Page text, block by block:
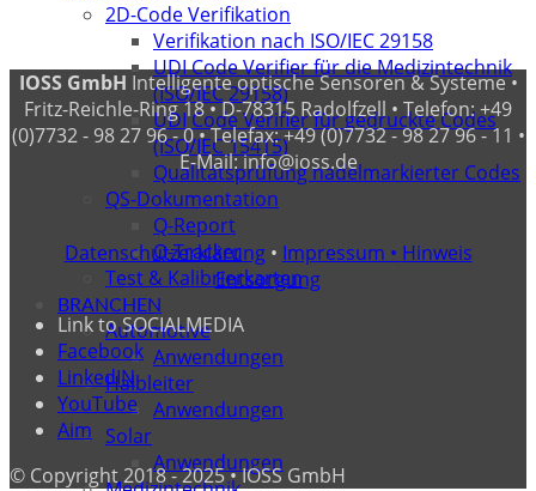
2D-Code Verifikation
Verifikation nach ISO/IEC 29158
UDI Code Verifier für die Medizintechnik
(ISO/IEC 29158)
UDI Code Verifier für gedruckte Codes
(ISO/IEC 15415)
Qualitätsprüfung nadelmarkierter Codes
QS-Dokumentation
Q-Report
Q-Tracker
Test & Kalibrierkarten
BRANCHEN
Automotive
Anwendungen
Halbleiter
Anwendungen
Solar
Anwendungen
IOSS GmbH Intelligente optische Sensoren & Systeme •
Fritz-Reichle-Ring 18 • D-78315 Radolfzell • Telefon: +49
(0)7732 - 98 27 96 - 0 • Telefax: +49 (0)7732 - 98 27 96 - 11 •
E-Mail: info@ioss.de
Datenschutzerklärung• Impressum • Hinweis
Entsorgung
Link to SOCIALMEDIA
Facebook
LinkedIN
YouTube
Aim
© Copyright 2018 - 2025 • IOSS GmbH